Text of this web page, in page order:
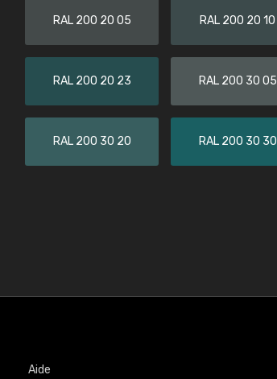
RAL 200 20 05 RAL 200 20 10
RAL 200 20 23 RAL 200 30 05
RAL 200 30 20 RAL 200 30 30
Aide